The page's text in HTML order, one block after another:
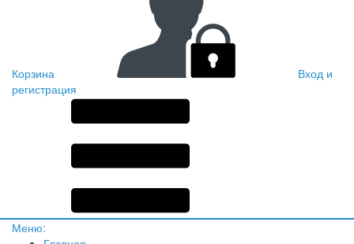
Корзина
Вход и
регистрация
Меню: